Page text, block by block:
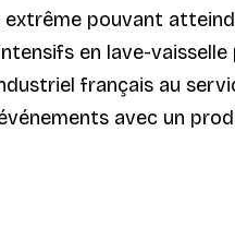
pouvant
en lave-vaisselle
français au
avec un